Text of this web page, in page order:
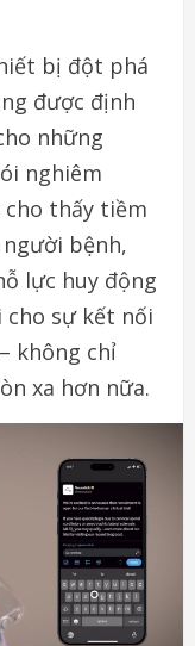
bị đột phá
được định
những
nghiêm
thấy tiềm
bệnh,
lực huy động
sự kết nối
không chỉ
xa hơn nữa.